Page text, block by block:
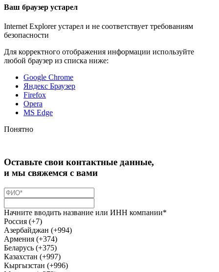
Ваш браузер устарел
Internet Explorer устарел и не соответствует требованиям
безопасности
Для корректного отображения информации используйте
любой браузер из списка ниже:
Google Chrome
Яндекс Браузер
Firefox
Opera
MS Edge
Понятно
Оставьте свои контактные данные,
и мы свяжемся с вами
Начните вводить название или ИНН компании*
Россия (+7)
Азербайджан (+994)
Армения (+374)
Беларусь (+375)
Казахстан (+997)
Кыргызстан (+996)